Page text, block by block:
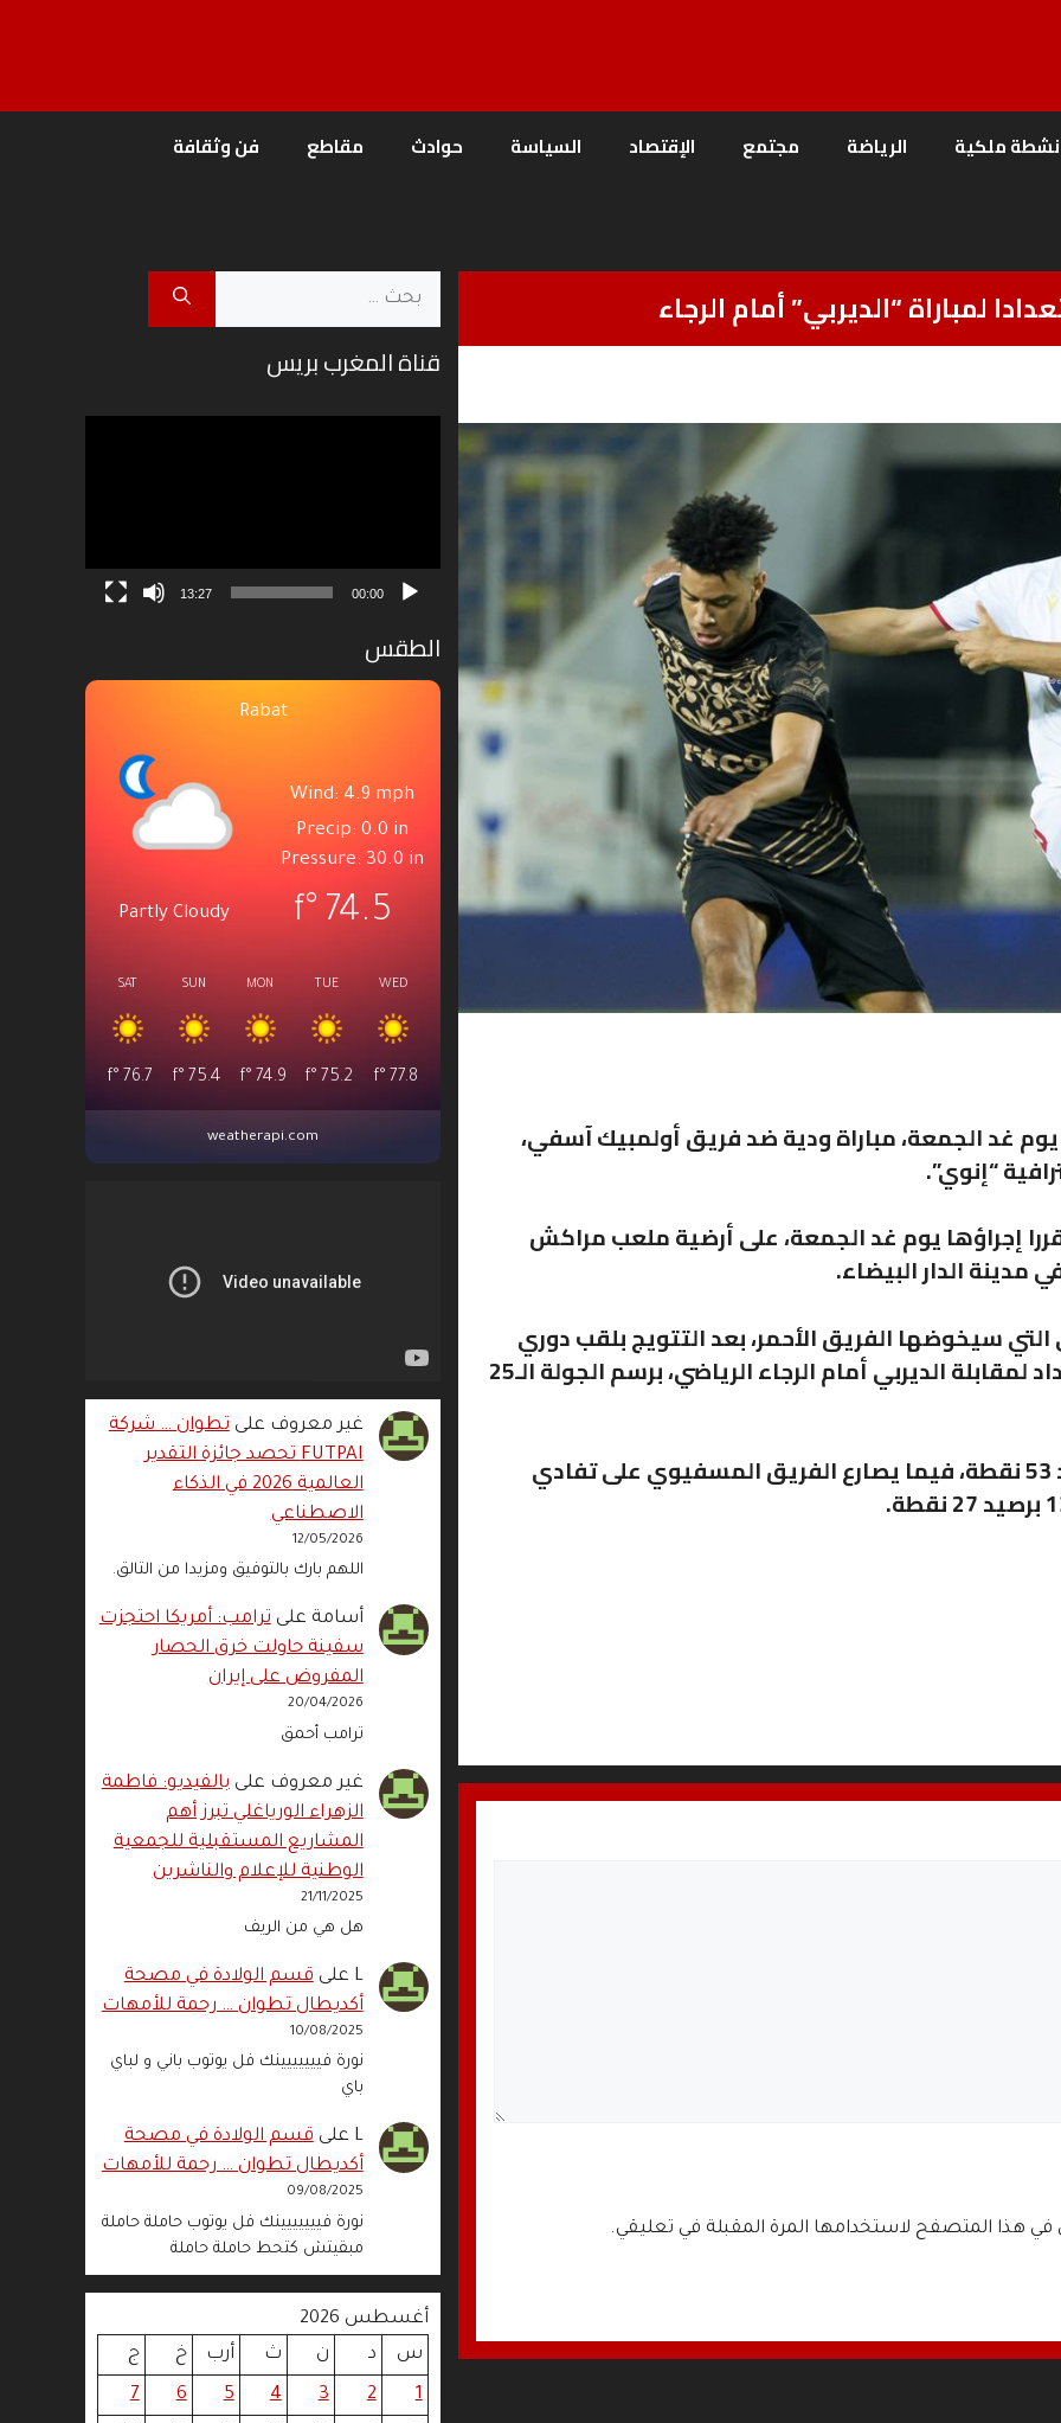
ملكية الرياضة مجتمع الإقتصاد السياسة حوادث مقاطع فن وثقافة
لمباراة “الديربي” أمام الرجاء
يوم غد الجمعة، مباراة ودية ضد فريق أولمبيك آسفي،
“إنوي”.
إجراؤها يوم غد الجمعة، على أرضية ملعب مراكش
مدينة الدار البيضاء.
سيخوضها الفريق الأحمر، بعد التتويج بلقب دوري
أبطال أفريقيا، والتي تدخل في إطار الاستعداد لمقابلة الديربي أمام الرجاء الرياضي، برسم الجولة الـ25
ويحتل الوداد صدارة الدوري الاحترافي برصيد 53 نقطة، فيما يصارع الفريق المسفيوي على تفادي
في هذا المتصفح لاستخدامها المرة المقبلة في تعليقي.
البحث
قناة المغرب بريس
00:00
13:27
الطقس
Rabat
Partly Cloudy
Wind: 4.9 mph
Precip: 0.0 in
Pressure: 30.0 in
74.5
°f
SAT
76.7
°f
SUN
75.4
°f
MON
74.9
°f
TUE
75.2
°f
WED
77.8
°f
weatherapi.com
غير معروف علىتطوان … شركة
FUTPAI تحصد جائزة التقدير
العالمية 2026 في الذكاء
الاصطناعي
12/05/2026
اللهم بارك بالتوفيق ومزيدا من التالق.
أسامة علىترامب: أمريكا احتجزت
سفينة حاولت خرق الحصار
المفروض على إيران
20/04/2026
ترامب أحمق
غير معروف علىبالفيديو: فاطمة
الزهراء الورياغلي تبرز أهم
المشاريع المستقبلية للجمعية
الوطنية للإعلام والناشرين
21/11/2025
هل هي من الريف
L علىقسم الولادة في مصحة
أكديطال تطوان … رحمة للأمهات
10/08/2025
نورة فييييييينك فل يوتوب باني و لباي
باي
L علىقسم الولادة في مصحة
أكديطال تطوان … رحمة للأمهات
09/08/2025
نورة فييييييينك فل يوتوب حاملة حاملة
مبقيتش كتحط حاملة حاملة
أغسطس 2026
س
د ن ث أرب خ
ج
1
2
3
4
5
6
7